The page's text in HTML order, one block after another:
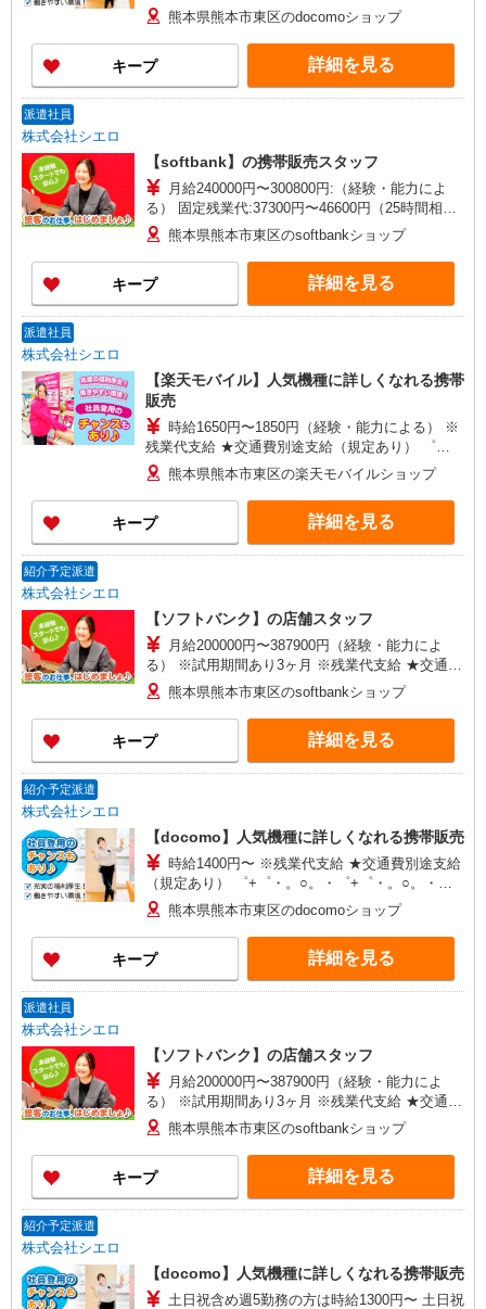
交通費別途支給（規定あり） ゜+゜・。○。・゜
+゜・。○。・゜+゜ 入社祝い金10万円支給(規定
有) お友達を紹介頂くと, インセンティブ支給(規定
有) ★月2回払い・週払い可能（規程有）★ ゜・。
○。・゜+゜・。○。・゜+゜
熊本県熊本市東区のdocomoショップ
キープ 詳細を見る
派遣社員
株式会社シエロ
【softbank】の携帯販売スタッフ
月給240000円〜300800円:（経験・能力によ
る） 固定残業代:37300円〜46600円（25時間相
当） ※時間外勤務の有無にかかわらず固定残業代
は支給されます。また、相当時間を超えて時間外
勤務した場合は1分単位で残業代が追加で支給され
ます。 ※試用期間あり4ヶ月月給25万円以上 ※残
業代支給 ★交通費別途支給（規定あり） ゜
+゜
熊本県熊本市東区のsoftbankショップ
キープ 詳細を見る
派遣社員
株式会社シエロ
【楽天モバイル】人気機種に詳しくなれる携帯
販売
時給1650円〜1850円（経験・能力による） ※
残業代支給 ★交通費別途支給（規定あり） ゜
+゜・。○。・゜+゜・。○。・゜+゜ 入社祝い金10
万円支給(規定有) お友達を紹介頂くと, インセンテ
ィブ支給(規定有) ★月2回払い・週払い可能（規程
有）★ ゜・。○。・゜+゜・。○。・゜+゜
熊本県熊本市東区の楽天モバイルショップ
キープ 詳細を見る
紹介予定派遣
株式会社シエロ
【ソフトバンク】の店舗スタッフ
月給200000円〜387900円（経験・能力によ
る） ※試用期間あり3ヶ月 ※残業代支給 ★交通費
別途支給（規定あり） ゜+゜・。○。・゜+゜・。
○。・゜+゜ 入社祝い金10万円支給(規定有) お友達
を紹介頂くと, インセンティブ支給(規定有) ゜・。
○。・゜+゜・。○。・゜+゜
熊本県熊本市東区のsoftbankショップ
キープ 詳細を見る
紹介予定派遣
株式会社シエロ
【docomo】人気機種に詳しくなれる携帯販売
時給1400円〜 ※残業代支給 ★交通費別途支給
（規定あり） ゜+゜・。○。・゜+゜・。○。・゜
+゜ 入社祝い金10万円支給(規定有) お友達を紹介
頂くと, インセンティブ支給(規定有) ★月2回払
い・週払い可能（規程有）★ ゜・。○。・゜
+゜・。○。・゜+゜
熊本県熊本市東区のdocomoショップ
キープ 詳細を見る
派遣社員
株式会社シエロ
【ソフトバンク】の店舗スタッフ
月給200000円〜387900円（経験・能力によ
る） ※試用期間あり3ヶ月 ※残業代支給 ★交通費
別途支給（規定あり） ゜+゜・。○。・゜+゜・。
○。・゜+゜ 入社祝い金10万円支給(規定有) お友達
を紹介頂くと, インセンティブ支給(規定有) ゜・。
○。・゜+゜・。○。・゜+゜
熊本県熊本市東区のsoftbankショップ
キープ 詳細を見る
紹介予定派遣
株式会社シエロ
【docomo】人気機種に詳しくなれる携帯販売
土日祝含め週5勤務の方は時給1300円〜 土日祝